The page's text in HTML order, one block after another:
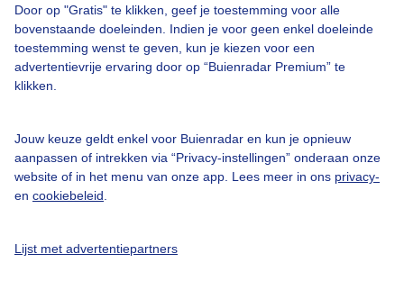
Door op "Gratis" te klikken, geef je toestemming voor alle
bovenstaande doeleinden. Indien je voor geen enkel doeleinde
toestemming wenst te geven, kun je kiezen voor een
advertentievrije ervaring door op “Buienradar Premium” te
klikken.
Jouw keuze geldt enkel voor Buienradar en kun je opnieuw
aanpassen of intrekken via “Privacy-instellingen” onderaan onze
website of in het menu van onze app. Lees meer in ons privacy-
en cookiebeleid
Lijst met advertentiepartners
Contact
Toegankelijkheid
Gebruikersvoorwaarden
Buienradar Team
Privacy beleid
Cookie beleid
Gratis weerdata